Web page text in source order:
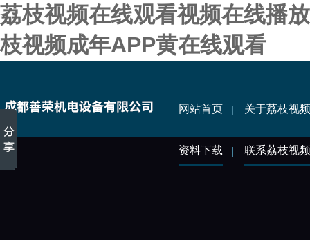
荔枝视频在线观看视频在线播
枝视频成年APP黄在线观看
网站首页 关于荔枝视
资料下载 联系荔枝视